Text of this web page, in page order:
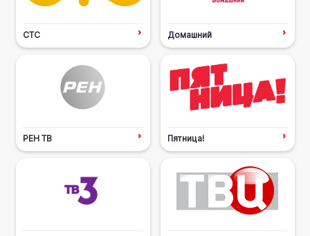
СТС Домашний
РЕН ТВ Пятница!